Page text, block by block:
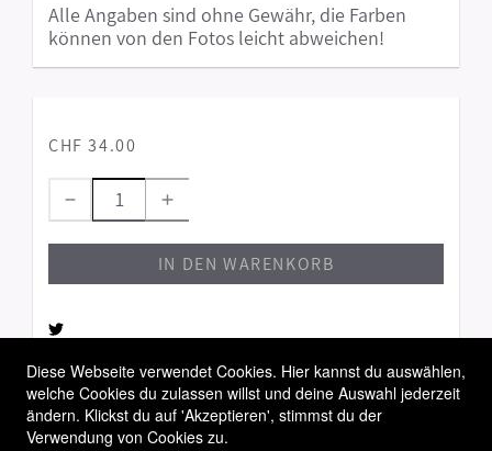
Alle Angaben sind ohne Gewähr, die Farben
können von den Fotos leicht abweichen!
CHF 34.00
IN DEN WARENKORB
Allgemeine Geschäftsbedingungen
Widerrufsbelehrung
Diese Webseite verwendet Cookies. Hier kannst du auswählen,
welche Cookies du zulassen willst und deine Auswahl jederzeit
ändern. Klickst du auf 'Akzeptieren', stimmst du der
Verwendung von Cookies zu.